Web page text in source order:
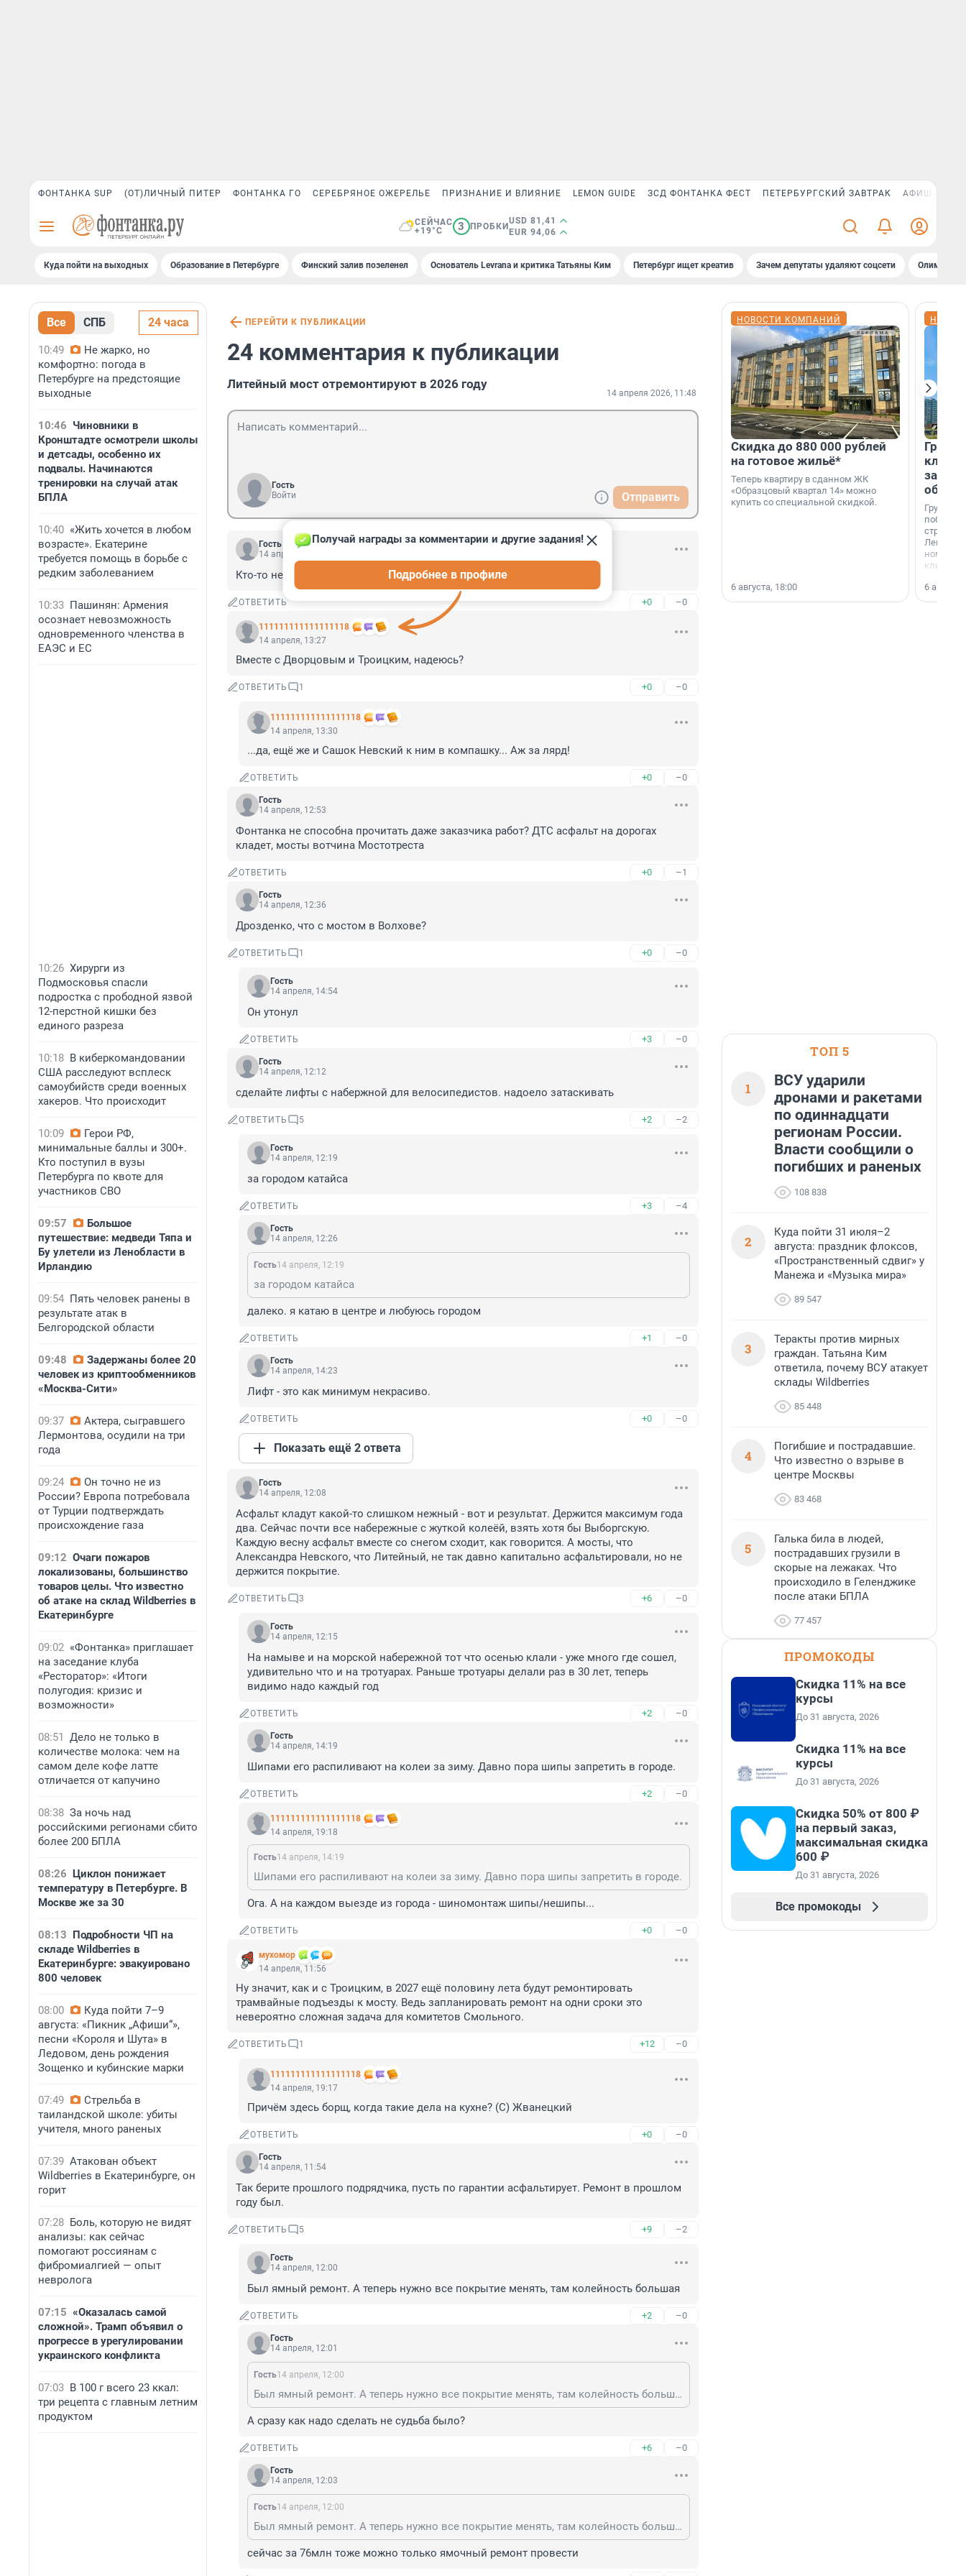
ФОНТАНКА SUP (ОТ)ЛИЧНЫЙ ПИТЕР ФОНТАНКА ГО СЕРЕБРЯНОЕ ОЖЕРЕЛЬЕ ПРИЗНАНИЕ И ВЛИЯНИЕ LEMON GUIDE ЗСД ФОНТАНКА ФЕСТ ПЕТЕРБУРГСКИЙ ЗАВТРАК АФИША PLUS
СЕЙЧАС
+19°C
3 ПРОБКИ
USD 81,41
EUR 94,06
Куда пойти на выходных Образование в Петербурге Финский залив позеленел Основатель Levrana и критика Татьяны Ким Петербург ищет креатив Зачем депутаты удаляют соцсети
Все СПБ 24 часа
10:49
Не жарко, но
комфортно: погода в
Петербурге на предстоящие
выходные
10:46 Чиновники в
Кронштадте осмотрели школы
и детсады, особенно их
подвалы. Начинаются
тренировки на случай атак
БПЛА
10:40 «Жить хочется в любом
возрасте». Екатерине
требуется помощь в борьбе с
редким заболеванием
10:33 Пашинян: Армения
осознает невозможность
одновременного членства в
ЕАЭС и ЕС
10:26 Хирурги из
Подмосковья спасли
подростка с прободной язвой
12-перстной кишки без
единого разреза
10:18 В киберкомандовании
США расследуют всплеск
самоубийств среди военных
хакеров. Что происходит
10:09
Герои РФ,
минимальные баллы и 300+.
Кто поступил в вузы
Петербурга по квоте для
участников СВО
09:57
Большое
путешествие: медведи Тяпа и
Бу улетели из Ленобласти в
Ирландию
09:54 Пять человек ранены в
результате атак в
Белгородской области
09:48
Задержаны более 20
человек из криптообменников
«Москва-Сити»
09:37
Актера, сыгравшего
Лермонтова, осудили на три
года
09:24
Он точно не из
России? Европа потребовала
от Турции подтверждать
происхождение газа
09:12 Очаги пожаров
локализованы, большинство
товаров целы. Что известно
об атаке на склад Wildberries в
Екатеринбурге
09:02 «Фонтанка» приглашает
на заседание клуба
«Ресторатор»: «Итоги
полугодия: кризис и
возможности»
08:51 Дело не только в
количестве молока: чем на
самом деле кофе латте
отличается от капучино
08:38 За ночь над
российскими регионами сбито
более 200 БПЛА
08:26 Циклон понижает
температуру в Петербурге. В
Москве же за 30
08:13 Подробности ЧП на
складе Wildberries в
Екатеринбурге: эвакуировано
800 человек
08:00
Куда пойти 7–9
августа: «Пикник „Афиши“»,
песни «Короля и Шута» в
Ледовом, день рождения
Зощенко и кубинские марки
07:49
Стрельба в
таиландской школе: убиты
учителя, много раненых
07:39 Атакован объект
Wildberries в Екатеринбурге, он
горит
07:28 Боль, которую не видят
анализы: как сейчас
помогают россиянам с
фибромиалгией — опыт
невролога
07:15 «Оказалась самой
сложной». Трамп объявил о
прогрессе в урегулировании
украинского конфликта
07:03 В 100 г всего 23 ккал:
три рецепта с главным летним
продуктом
ПЕРЕЙТИ К ПУБЛИКАЦИИ
24 комментария к публикации
Литейный мост отремонтируют в 2026 году
14 апреля 2026, 11:48
Гость
Войти
Отправить
Гость
14 апреля, 15:25
Кто-то не слабо разбогатеет!
ОТВЕТИТЬ +0 –0
111111111111111118
Получай награды за комментарии и другие задания!
Подробнее в профиле
14 апреля, 13:27
Вместе с Дворцовым и Троицким, надеюсь?
ОТВЕТИТЬ 1 +0 –0
111111111111111118
14 апреля, 13:30
...да, ещё же и Сашок Невский к ним в компашку... Аж за лярд!
ОТВЕТИТЬ +0 –0
Гость
14 апреля, 12:53
Фонтанка не способна прочитать даже заказчика работ? ДТС асфальт на дорогах
кладет, мосты вотчина Мостотреста
ОТВЕТИТЬ +0 –1
Гость
14 апреля, 12:36
Дрозденко, что с мостом в Волхове?
ОТВЕТИТЬ 1 +0 –0
Гость
14 апреля, 14:54
Он утонул
ОТВЕТИТЬ +3 –0
Гость
14 апреля, 12:12
сделайте лифты с набержной для велосипедистов. надоело затаскивать
ОТВЕТИТЬ 5 +2 –2
Гость
14 апреля, 12:19
за городом катайса
ОТВЕТИТЬ +3 –4
Гость
14 апреля, 12:26
Гость14 апреля, 12:19
за городом катайса
далеко. я катаю в центре и любуюсь городом
ОТВЕТИТЬ +1 –0
Гость
14 апреля, 14:23
Лифт - это как минимум некрасиво.
ОТВЕТИТЬ +0 –0
Показать ещё 2 ответа
Гость
14 апреля, 12:08
Асфальт кладут какой-то слишком нежный - вот и результат. Держится максимум года
два. Сейчас почти все набережные с жуткой колеёй, взять хотя бы Выборгскую.
Каждую весну асфальт вместе со снегом сходит, как говорится. А мосты, что
Александра Невского, что Литейный, не так давно капитально асфальтировали, но не
держится покрытие.
ОТВЕТИТЬ 3 +6 –0
Гость
14 апреля, 12:15
На намыве и на морской набережной тот что осенью клали - уже много где сошел,
удивительно что и на тротуарах. Раньше тротуары делали раз в 30 лет, теперь
видимо надо каждый год
ОТВЕТИТЬ +2 –0
Гость
14 апреля, 14:19
Шипами его распиливают на колеи за зиму. Давно пора шипы запретить в городе.
ОТВЕТИТЬ +2 –0
111111111111111118
14 апреля, 19:18
Гость14 апреля, 14:19
Шипами его распиливают на колеи за зиму. Давно пора шипы запретить в городе.
Ога. А на каждом выезде из города - шиномонтаж шипы/нешипы...
ОТВЕТИТЬ +0 –0
мухомор
14 апреля, 11:56
Ну значит, как и с Троицким, в 2027 ещё половину лета будут ремонтировать
трамвайные подъезды к мосту. Ведь запланировать ремонт на одни сроки это
невероятно сложная задача для комитетов Смольного.
ОТВЕТИТЬ 1 +12 –0
111111111111111118
14 апреля, 19:17
Причём здесь борщ, когда такие дела на кухне? (С) Жванецкий
ОТВЕТИТЬ +0 –0
Гость
14 апреля, 11:54
Так берите прошлого подрядчика, пусть по гарантии асфальтирует. Ремонт в прошлом
году был.
ОТВЕТИТЬ 5 +9 –2
Гость
14 апреля, 12:00
Был ямный ремонт. А теперь нужно все покрытие менять, там колейность большая
ОТВЕТИТЬ +2 –0
Гость
14 апреля, 12:01
Гость14 апреля, 12:00
Был ямный ремонт. А теперь нужно все покрытие менять, там колейность большая
А сразу как надо сделать не судьба было?
ОТВЕТИТЬ +6 –0
Гость
14 апреля, 12:03
Гость14 апреля, 12:00
Был ямный ремонт. А теперь нужно все покрытие менять, там колейность большая
сейчас за 76млн тоже можно только ямочный ремонт провести
НОВОСТИ КОМПАНИЙ
Скидка до 880 000 рублей
на готовое жильё*
Теперь квартиру в сданном ЖК
«Образцовый квартал 14» можно
купить со специальной скидкой.
6 августа, 18:00
Группа
области».
6
ТОП 5
1
ВСУ ударили
дронами и ракетами
по одиннадцати
регионам России.
Власти сообщили о
погибших и раненых
108 838
2
Куда пойти 31 июля–2
августа: праздник флоксов,
«Пространственный сдвиг» у
Манежа и «Музыка мира»
89 547
3
Теракты против мирных
граждан. Татьяна Ким
ответила, почему ВСУ атакует
склады Wildberries
85 448
4
Погибшие и пострадавшие.
Что известно о взрыве в
центре Москвы
83 468
5
Галька била в людей,
пострадавших грузили в
скорые на лежаках. Что
происходило в Геленджике
после атаки БПЛА
77 457
ПРОМОКОДЫ
Скидка 11% на все
курсы
До 31 августа, 2026
Скидка 11% на все
курсы
До 31 августа, 2026
Скидка 50% от 800 ₽
на первый заказ,
максимальная скидка
600 ₽
До 31 августа, 2026
Все промокоды